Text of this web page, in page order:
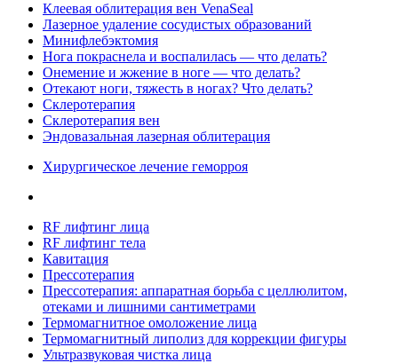
Клеевая облитерация вен VenaSeal
Лазерное удаление сосудистых образований
Минифлебэктомия
Нога покраснела и воспалилась — что делать?
Онемение и жжение в ноге — что делать?
Отекают ноги, тяжесть в ногах? Что делать?
Склеротерапия
Склеротерапия вен
Эндовазальная лазерная облитерация
Хирургическое лечение геморроя
RF лифтинг лица
RF лифтинг тела
Кавитация
Прессотерапия
Прессотерапия: аппаратная борьба с целлюлитом,
отеками и лишними сантиметрами
Термомагнитное омоложение лица
Термомагнитный липолиз для коррекции фигуры
Ультразвуковая чистка лица